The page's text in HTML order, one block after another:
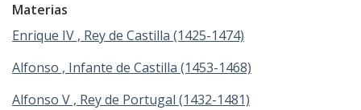
Materias
Enrique IV , Rey de Castilla (1425-1474)
Alfonso , Infante de Castilla (1453-1468)
Alfonso V , Rey de Portugal (1432-1481)